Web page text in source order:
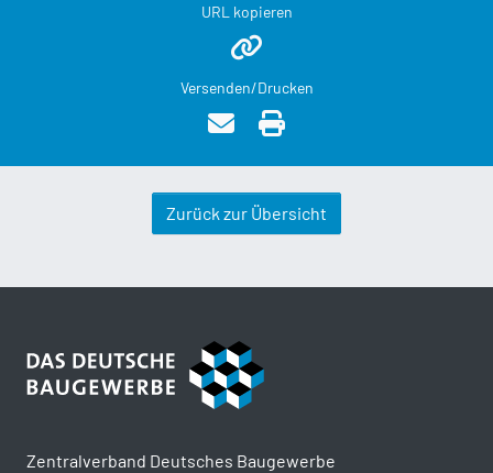
URL kopieren
Versenden/Drucken
Zurück zur Übersicht
Zentralverband Deutsches Baugewerbe